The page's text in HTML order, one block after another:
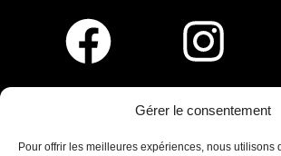
Gérer le consentement
Pour offrir les meilleures expériences, nous utilisons